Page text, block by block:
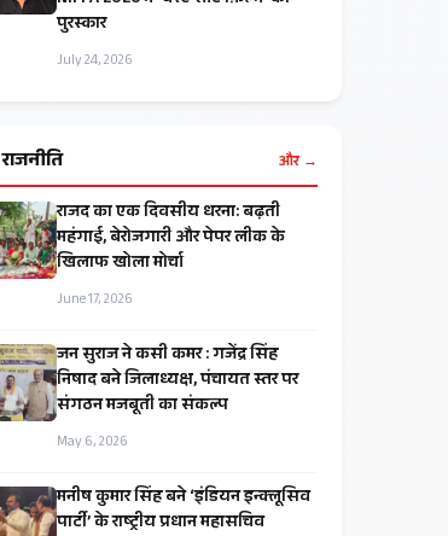
पुरस्कार
July 24, 2026
राजनीति और →
राजद का एक दिवसीय धरना: बढ़ती
महंगाई, बेरोजगारी और पेपर लीक के
खिलाफ खोला मोर्चा
June 17, 2026
जन सुराज ने कसी कमर : गजेंद्र सिंह
निषाद बने जिलाध्यक्ष, पंचायत स्तर पर
संगठन मजबूती का संकल्प
May 6, 2026
मनीष कुमार सिंह बने ‘इंडियन इन्क्लूसिव
पार्टी’ के राष्ट्रीय प्रधान महासचिव